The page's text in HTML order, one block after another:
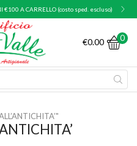
€100 A CARRELLO (costo sped. escluso)
€0.00 0